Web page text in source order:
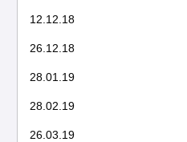
12.12.18
26.12.18
28.01.19
28.02.19
26.03.19